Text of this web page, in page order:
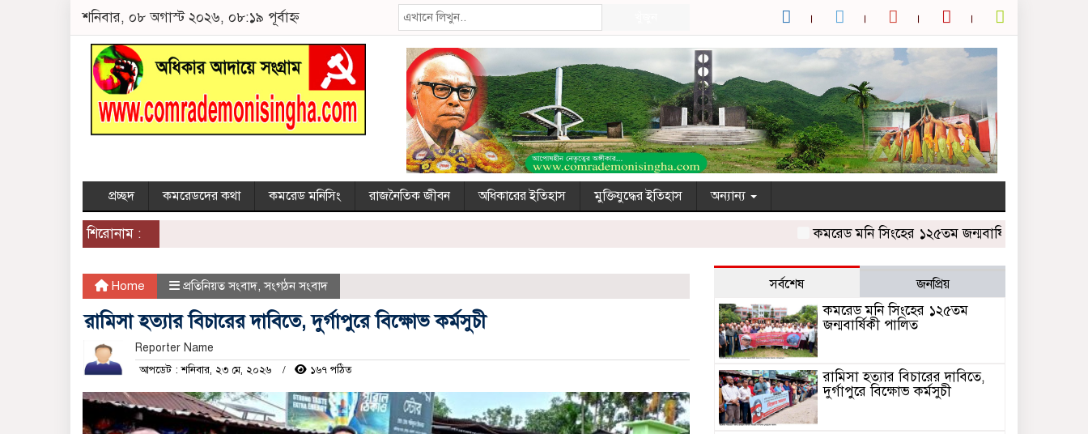
শনিবার, ০৮ অগাস্ট ২০২৬, ০৮:১৯ পূর্বাহ্ন
প্রচ্ছদ কমরেডদের কথা কমরেড মনিসিং রাজনৈতিক জীবন অধিকারের ইতিহাস মুক্তিযুদ্ধের ইতিহাস অন্যান্য
শিরোনাম : কমরেড মনি সিংহের ১২৫তম জন্মবার্ষিকী পালিত
Home প্রতিনিয়ত সংবাদ,সংগঠন সংবাদ
রামিসা হত্যার বিচারের দাবিতে, দুর্গাপুরে বিক্ষোভ কর্মসুচী
Reporter Name
আপডেট : শনিবার, ২৩ মে, ২০২৬ ১৬৭ পঠিত
সর্বশেষ জনপ্রিয়
কমরেড মনি সিংহের ১২৫তম
জন্মবার্ষিকী পালিত
রামিসা হত্যার বিচারের দাবিতে,
দুর্গাপুরে বিক্ষোভ কর্মসুচী